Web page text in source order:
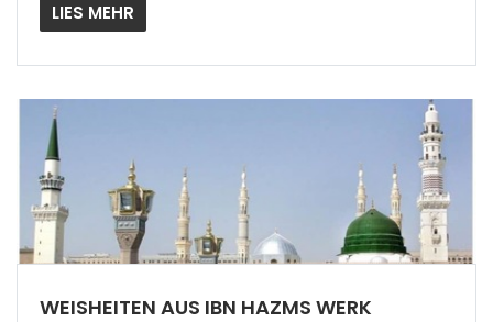
LIES MEHR
WEISHEITEN AUS IBN HAZMS WERK